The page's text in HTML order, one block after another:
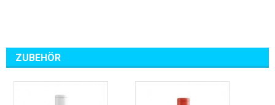
ZUBEHÖR